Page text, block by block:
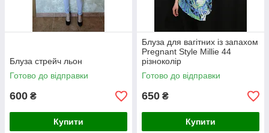
Блуза стрейч льон
Готово до відправки
600 ₴
Купити
Блуза для вагітних із запахом
Pregnant Style Millie 44
різноколір
Готово до відправки
650 ₴
Купити